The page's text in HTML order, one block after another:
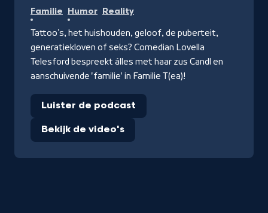
Familie Humor Reality
Tattoo’s, het huishouden, geloof, de puberteit,
generatiekloven of seks? Comedian Lovella
Telesford bespreekt álles met haar zus Candl en
aanschuivende 'familie' in Familie T(ea)!
Luister de podcast
Bekijk de video's